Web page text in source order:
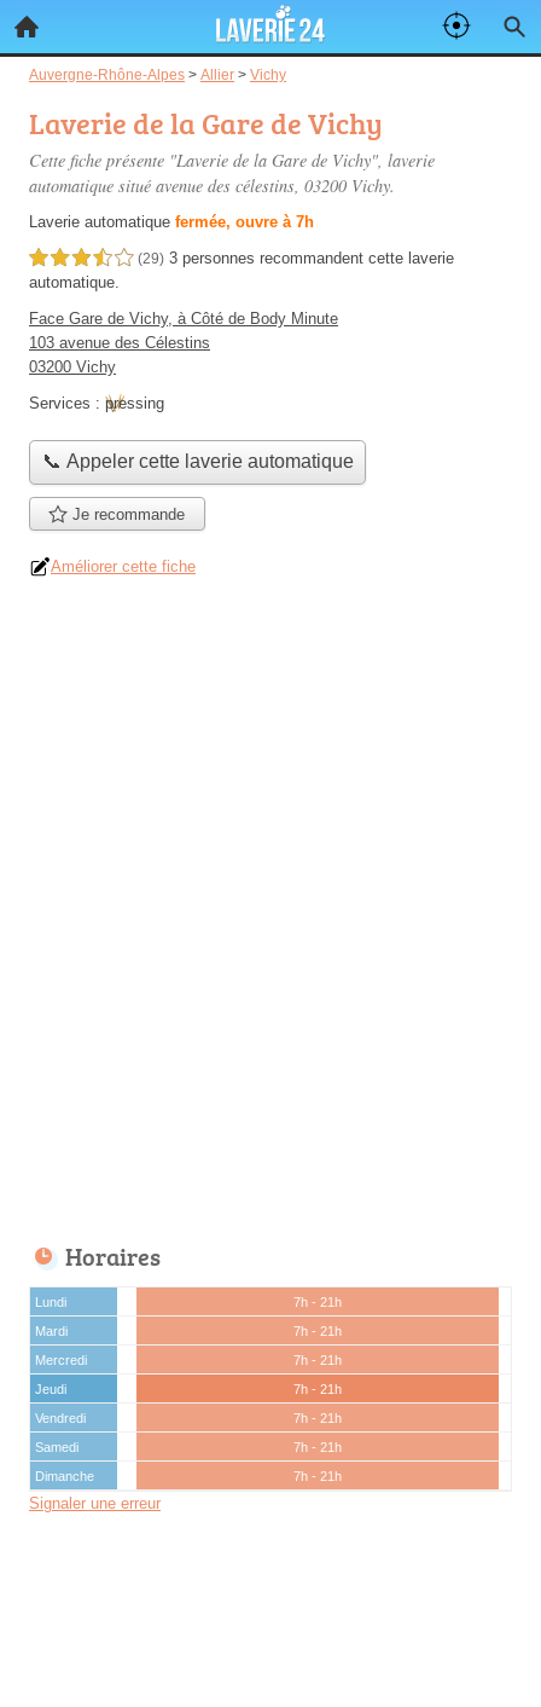
Auvergne-Rhône-Alpes > Allier > Vichy
Laverie de la Gare de Vichy
Cette fiche présente "Laverie de la Gare de Vichy", laverie
automatique situé avenue des célestins, 03200 Vichy.
Laverie automatique fermée, ouvre à 7h
3,5 étoiles sur 5 (29) 3 personnes recommandent cette laverie
automatique.
Face Gare de Vichy, à Côté de Body Minute
103 avenue des Célestins
03200 Vichy
Services : pressing
📞 Appeler cette laverie automatique
Je recommande
Améliorer cette fiche
Horaires
Lundi
7h - 21h
Mardi
7h - 21h
Mercredi
7h - 21h
Jeudi
7h - 21h
Vendredi
7h - 21h
Samedi
7h - 21h
Dimanche
7h - 21h
Signaler une erreur